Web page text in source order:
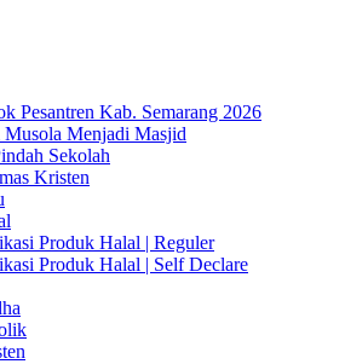
Pesantren Kab. Semarang 2026
Menjadi Masjid
Sekolah
Kristen
Produk Halal | Reguler
Produk Halal | Self Declare